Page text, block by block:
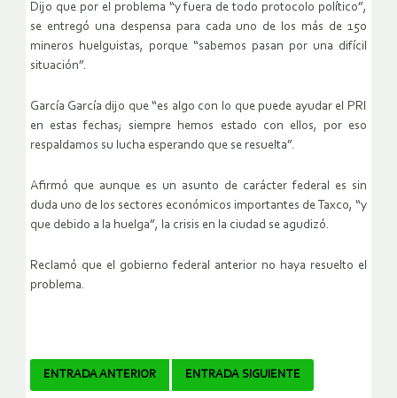
Dijo que por el problema “y fuera de todo protocolo político”,
se entregó una despensa para cada uno de los más de 150
mineros huelguistas, porque “sabemos pasan por una difícil
situación”.
García García dijo que “es algo con lo que puede ayudar el PRI
en estas fechas; siempre hemos estado con ellos, por eso
respaldamos su lucha esperando que se resuelta”.
Afirmó que aunque es un asunto de carácter federal es sin
duda uno de los sectores económicos importantes de Taxco, “y
que debido a la huelga”, la crisis en la ciudad se agudizó.
Reclamó que el gobierno federal anterior no haya resuelto el
problema.
Navegador
ENTRADA ANTERIOR ENTRADA SIGUIENTE